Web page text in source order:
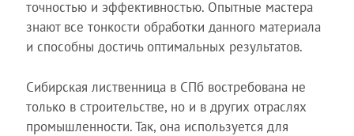
точностью и эффективностью. Опытные мастера
знают все тонкости обработки данного материала
и способны достичь оптимальных результатов.
Сибирская лиственница в СПб востребована не
только в строительстве, но и в других отраслях
промышленности. Так, она используется для